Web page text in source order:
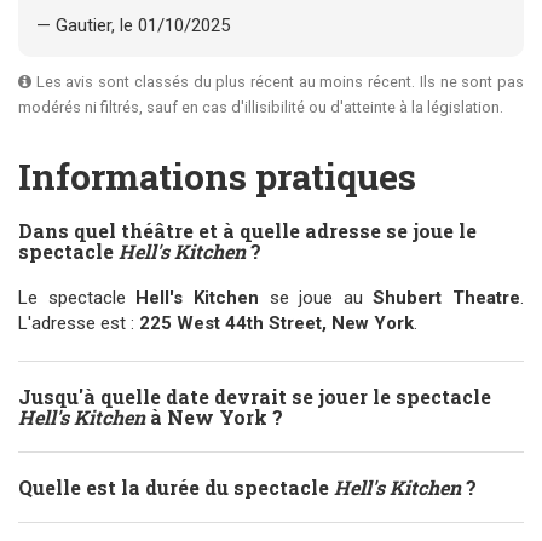
— Gautier, le 01/10/2025
Les avis sont classés du plus récent au moins récent. Ils ne sont pas
modérés ni filtrés, sauf en cas d'illisibilité ou d'atteinte à la législation.
Informations pratiques
Dans quel théâtre et à quelle adresse se joue le
spectacle Hell's Kitchen?
Le spectacle Hell's Kitchen se joue auShubert Theatre.
L'adresse est : 225 West 44th Street, New York.
Jusqu'à quelle date devrait se jouer le spectacle
Hell's Kitchenà New York ?
Quelle est la durée du spectacle Hell's Kitchen?